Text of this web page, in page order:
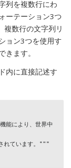
列を複数行にわ
ーテーション3つ
複数行の文字列リ
ョン3つを使用す
ます。
内に直接記述す
により、世界中
れています。"""